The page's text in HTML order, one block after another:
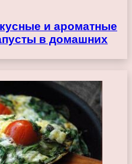
и ароматные
в домашних